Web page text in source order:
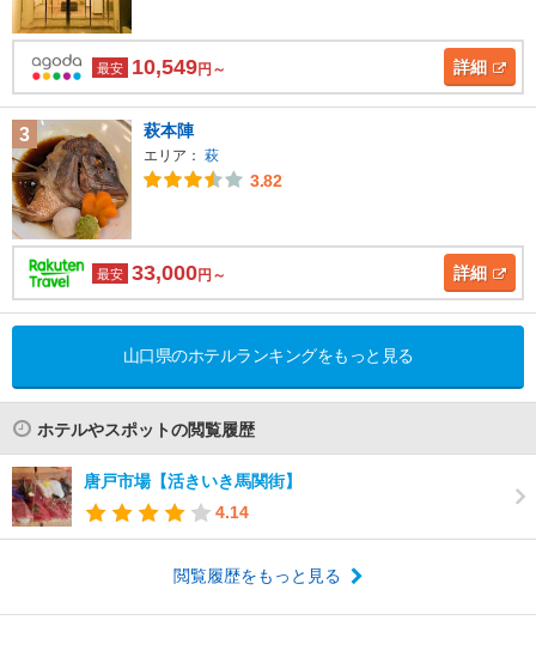
最安 10,549円～ 詳細
3 萩本陣
エリア： 萩
3.82
最安 33,000円～ 詳細
山口県のホテルランキングをもっと見る
ホテルやスポットの閲覧履歴
唐戸市場【活きいき馬関街】
4.14
閲覧履歴をもっと見る